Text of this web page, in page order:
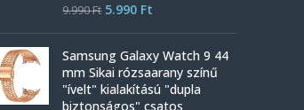
9.990Ft 5.990 Ft
Samsung Galaxy Watch 9 44
mm Sikai rózsaarany színű
"ívelt" kialakítású "dupla
biztonságos" csatos